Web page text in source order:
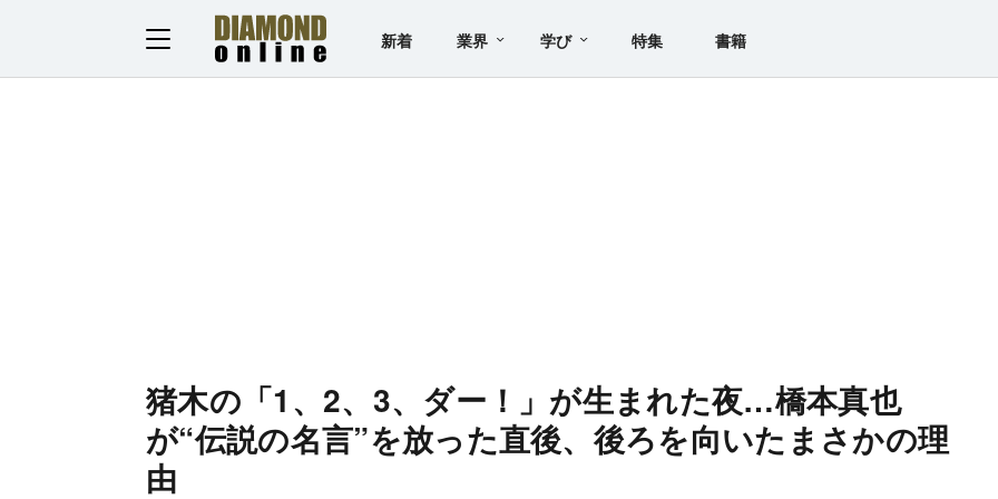
新着 業界 学び 特集 書籍
猪木の「1、2、3、ダー！」が生まれた夜…橋本真也
が“伝説の名言”を放った直後、後ろを向いたまさかの理
由